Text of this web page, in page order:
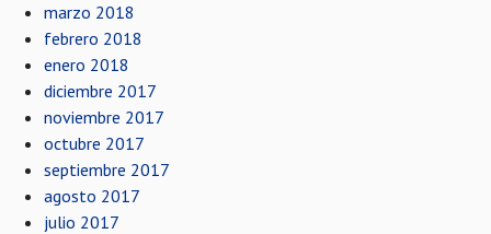
marzo 2018
febrero 2018
enero 2018
diciembre 2017
noviembre 2017
octubre 2017
septiembre 2017
agosto 2017
julio 2017